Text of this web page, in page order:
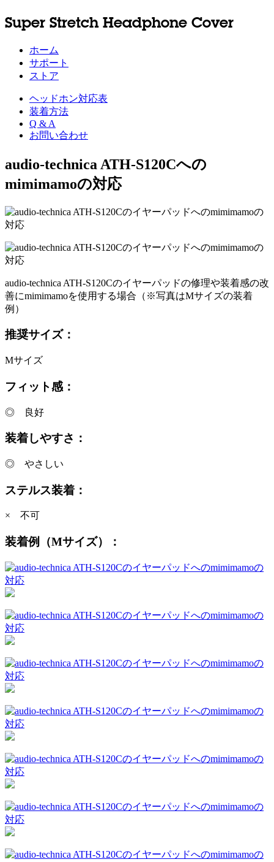
Super Stretch Headphone Cover
ホーム
サポート
ストア
ヘッドホン対応表
装着方法
Q & A
お問い合わせ
audio-technica ATH-S120Cへの
mimimamoの対応
audio-technica ATH-S120Cのイヤーパッドの修理や装着感の改
善にmimimamoを使用する場合（※写真はMサイズの装着
例）
推奨サイズ：
Mサイズ
フィット感：
◎ 良好
装着しやすさ：
◎ やさしい
ステルス装着：
× 不可
装着例（Mサイズ）：